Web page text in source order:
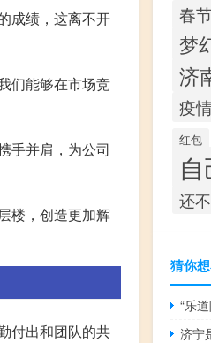
成绩，这离不开
们能够在市场竞
手并肩，为公司
楼，创造更加辉
付出和团队的共
春
梦
济
疫
红包
还不
猜你
“乐
济宁